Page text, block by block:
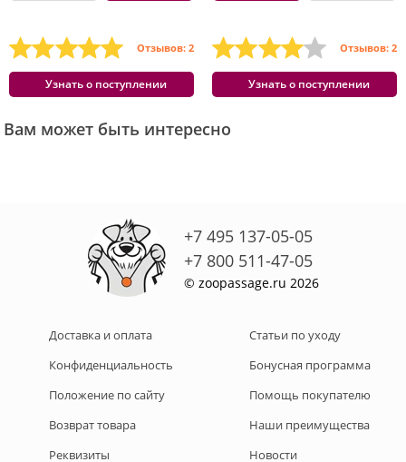
Отзывов: 2
Узнать о поступлении
Отзывов: 2
Узнать о поступлении
Вам может быть интересно
+7 495 137-05-05
+7 800 511-47-05
© zoopassage.ru 2026
Доставка и оплата
Конфиденциальность
Положение по сайту
Возврат товара
Реквизиты
Статьи по уходу
Бонусная программа
Помощь покупателю
Наши преимущества
Новости